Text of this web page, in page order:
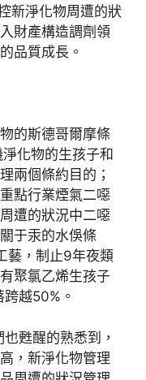
新淨化物周遭的狀
財產構造調劑領
品質成長。
的斯德哥爾摩條
化物的生孩子和
兩個條約目的；
點行業煙氣二噁
遭的狀況中二噁
于汞的水俁條
藝，制止9年夜類
聚氯乙烯生孩子
越50%。
甦醒的熟悉到，
，新淨化物管理